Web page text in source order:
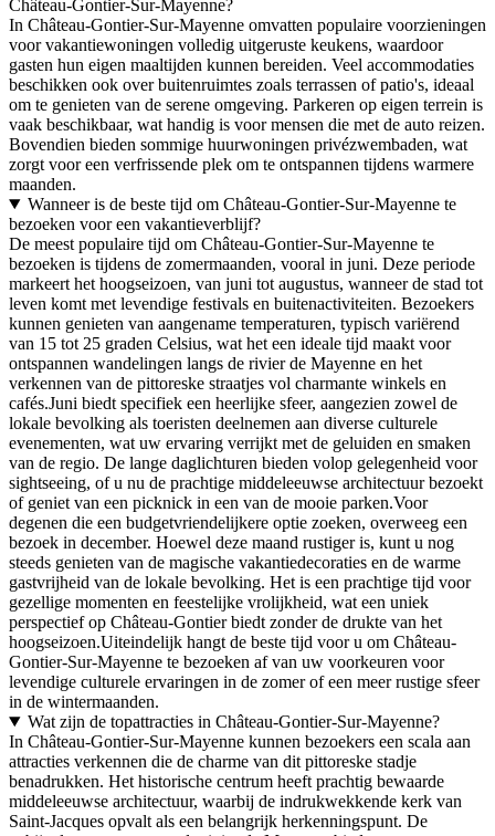
Château-Gontier-Sur-Mayenne?
In Château-Gontier-Sur-Mayenne omvatten populaire voorzieningen
voor vakantiewoningen volledig uitgeruste keukens, waardoor
gasten hun eigen maaltijden kunnen bereiden. Veel accommodaties
beschikken ook over buitenruimtes zoals terrassen of patio's, ideaal
om te genieten van de serene omgeving. Parkeren op eigen terrein is
vaak beschikbaar, wat handig is voor mensen die met de auto reizen.
Bovendien bieden sommige huurwoningen privézwembaden, wat
zorgt voor een verfrissende plek om te ontspannen tijdens warmere
maanden.
Wanneer is de beste tijd om Château-Gontier-Sur-Mayenne te
bezoeken voor een vakantieverblijf?
De meest populaire tijd om Château-Gontier-Sur-Mayenne te
bezoeken is tijdens de zomermaanden, vooral in juni. Deze periode
markeert het hoogseizoen, van juni tot augustus, wanneer de stad tot
leven komt met levendige festivals en buitenactiviteiten. Bezoekers
kunnen genieten van aangename temperaturen, typisch variërend
van 15 tot 25 graden Celsius, wat het een ideale tijd maakt voor
ontspannen wandelingen langs de rivier de Mayenne en het
verkennen van de pittoreske straatjes vol charmante winkels en
cafés.Juni biedt specifiek een heerlijke sfeer, aangezien zowel de
lokale bevolking als toeristen deelnemen aan diverse culturele
evenementen, wat uw ervaring verrijkt met de geluiden en smaken
van de regio. De lange daglichturen bieden volop gelegenheid voor
sightseeing, of u nu de prachtige middeleeuwse architectuur bezoekt
of geniet van een picknick in een van de mooie parken.Voor
degenen die een budgetvriendelijkere optie zoeken, overweeg een
bezoek in december. Hoewel deze maand rustiger is, kunt u nog
steeds genieten van de magische vakantiedecoraties en de warme
gastvrijheid van de lokale bevolking. Het is een prachtige tijd voor
gezellige momenten en feestelijke vrolijkheid, wat een uniek
perspectief op Château-Gontier biedt zonder de drukte van het
hoogseizoen.Uiteindelijk hangt de beste tijd voor u om Château-
Gontier-Sur-Mayenne te bezoeken af van uw voorkeuren voor
levendige culturele ervaringen in de zomer of een meer rustige sfeer
in de wintermaanden.
Wat zijn de topattracties in Château-Gontier-Sur-Mayenne?
In Château-Gontier-Sur-Mayenne kunnen bezoekers een scala aan
attracties verkennen die de charme van dit pittoreske stadje
benadrukken. Het historische centrum heeft prachtig bewaarde
middeleeuwse architectuur, waarbij de indrukwekkende kerk van
Saint-Jacques opvalt als een belangrijk herkenningspunt. De